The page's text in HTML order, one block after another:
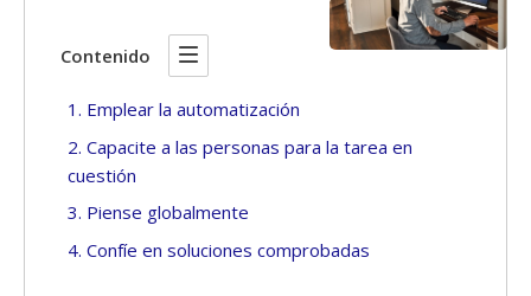
Contenido
1. Emplear la automatización
2. Capacite a las personas para la tarea en
cuestión
3. Piense globalmente
4. Confíe en soluciones comprobadas